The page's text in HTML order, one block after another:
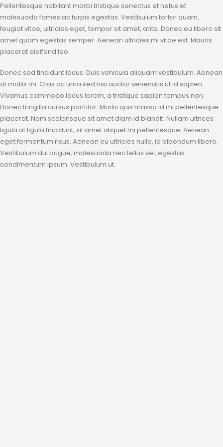
Pellentesque habitant morbi tristique senectus et netus et
malesuada fames ac turpis egestas. Vestibulum tortor quam,
feugiat vitae, ultricies eget, tempor sit amet, ante. Donec eu libero sit
amet quam egestas semper. Aenean ultricies mi vitae est. Mauris
placerat eleifend leo.
Donec sed tincidunt lacus. Duis vehicula aliquam vestibulum. Aenean
at mollis mi. Cras ac urna sed nisi auctor venenatis ut id sapien.
Vivamus commodo lacus lorem, a tristique sapien tempus non.
Donec fringilla cursus porttitor. Morbi quis massa id mi pellentesque
placerat. Nam scelerisque sit amet diam id blandit. Nullam ultrices
ligula at ligula tincidunt, sit amet aliquet mi pellentesque. Aenean
eget fermentum risus. Aenean eu ultricies nulla, id bibendum libero.
Vestibulum dui augue, malesuada nec tellus vel, egestas
condimentum ipsum. Vestibulum ut.